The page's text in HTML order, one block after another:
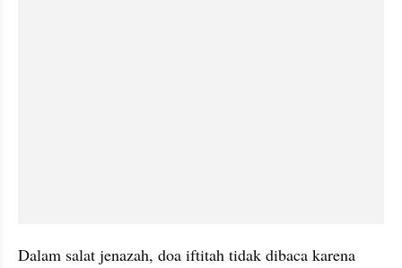
Dalam salat jenazah, doa iftitah tidak dibaca karena